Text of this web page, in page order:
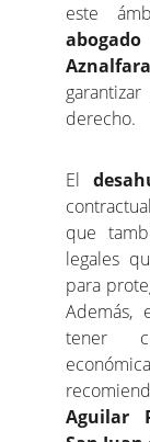
este
derecho.
El
que
legales
para
Además,
tener
Aguilar